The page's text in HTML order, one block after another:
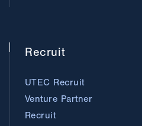
Recruit
UTEC Recruit
Venture Partner
Recruit